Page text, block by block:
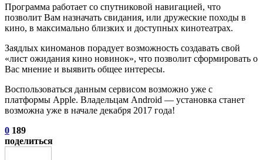
Программа работает со спутниковой навигацией, что
позволит Вам назначать свидания, или дружеские походы в
кино, в максимально близких и доступных кинотеатрах.
Заядлых киноманов порадует возможность создавать свой
«лист ожидания кино новинок», что позволит сформировать о
Вас мнение и выявить общее интересы.
Воспользоваться данным сервисом возможно уже с
платформы Apple. Владельцам Android — установка станет
возможна уже в начале декабря 2017 года!
0 189
поделиться